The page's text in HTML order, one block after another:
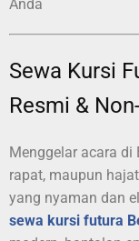
Sewa Kursi
Resmi &
Menggelar acara di
rapat, maupun
yang nyaman dan
sewa kursi futura